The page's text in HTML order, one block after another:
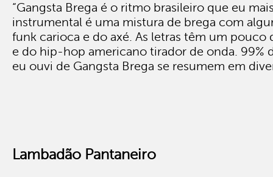
“Gangsta Brega é o ritmo brasileiro que eu
instrumental é uma mistura de brega com
funk carioca e do axé. As letras têm um pouco
e do hip-hop americano tirador de onda. 99%
eu ouvi de Gangsta Brega se resumem em
Lambadão Pantaneiro